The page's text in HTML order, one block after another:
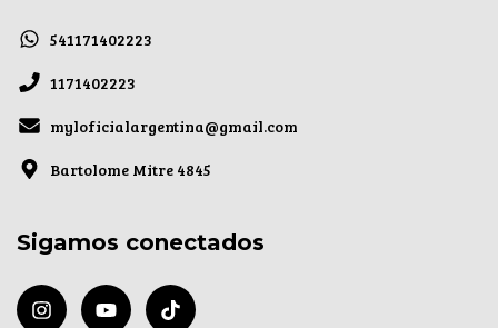
541171402223
1171402223
myloficialargentina@gmail.com
Bartolome Mitre 4845
Sigamos conectados